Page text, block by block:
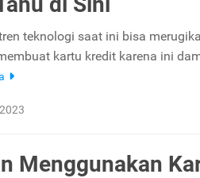
teknologi saat ini bisa
kartu kredit karena ini
Menggunakan